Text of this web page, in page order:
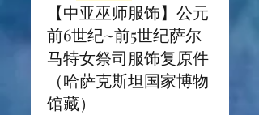
【中亚巫师服饰】公元
前6世纪~前5世纪萨尔
马特女祭司服饰复原件
（哈萨克斯坦国家博物
馆藏）